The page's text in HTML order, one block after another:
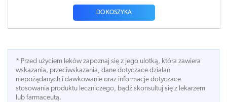
DO KOSZYKA
* Przed użyciem leków zapoznaj się z jego ulotką, która zawiera
wskazania, przeciwskazania, dane dotyczace działań
niepożądanych i dawkowanie oraz informacje dotyczace
stosowania produktu leczniczego, bądź skonsultuj się z lekarzem
lub farmaceutą.